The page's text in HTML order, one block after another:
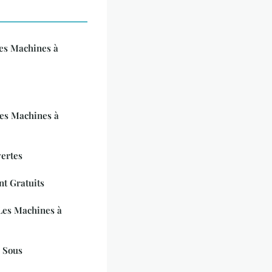
Machines à
Machines à
Gratuits
Machines à